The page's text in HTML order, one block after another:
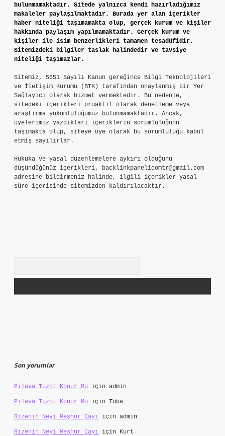
bulunmamaktadır. Sitede yalnızca kendi hazırladığımız
makaleler paylaşılmaktadır. Burada yer alan içerikler
haber niteliği taşımamakta olup, gerçek kurum ve kişiler
hakkında paylaşım yapılmamaktadır. Gerçek kurum ve
kişiler ile isim benzerlikleri tamamen tesadüfidir.
Sitemizdeki bilgiler taslak halindedir ve tavsiye
niteliği taşımazlar.
Sitemiz, 5651 Sayılı Kanun gereğince Bilgi Teknolojileri
ve İletişim Kurumu (BTK) tarafından onaylanmış bir Yer
Sağlayıcı olarak hizmet vermektedir. Bu nedenle,
sitedeki içerikleri proaktif olarak denetleme veya
araştırma yükümlülüğümüz bulunmamaktadır. Ancak,
üyelerimiz yazdıkları içeriklerin sorumluluğunu
taşımakta olup, siteye üye olarak bu sorumluluğu kabul
etmiş sayılırlar.
Hukuka ve yasal düzenlemelere aykırı olduğunu
düşündüğünüz içerikleri, backlinkpanelicomtr@gmail.com
adresine bildirmeniz halinde, ilgili içerikler yasal
süre içerisinde sitemizden kaldırılacaktır.
Son yorumlar
Pilava Tuzot Konur Mu için admin
Pilava Tuzot Konur Mu için Tuba
Rizenin Neyi Meşhur Çayı için admin
Rizenin Neyi Meşhur Çayı için Kurt